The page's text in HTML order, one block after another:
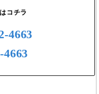
コチラ
4663
4663